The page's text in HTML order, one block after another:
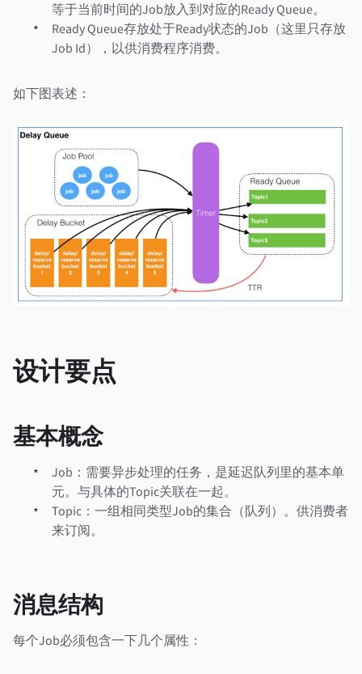
等于当前时间的Job放入到对应的Ready Queue。
Ready Queue存放处于Ready状态的Job（这里只存放
Job Id），以供消费程序消费。
如下图表述：
设计要点
基本概念
Job：需要异步处理的任务，是延迟队列里的基本单
元。与具体的Topic关联在一起。
Topic：一组相同类型Job的集合（队列）。供消费者
来订阅。
消息结构
每个Job必须包含一下几个属性：